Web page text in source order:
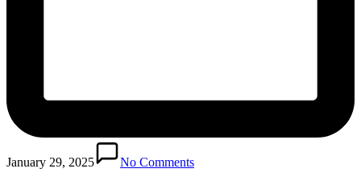
January 29, 2025
No Comments